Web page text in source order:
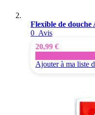
Flexible de douche
0 Avis
20,99 €
Ajouter à ma liste